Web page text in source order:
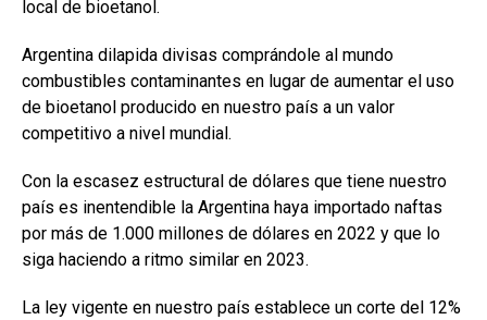
o
o
k
A
p
p
n
tir
local de bioetanol.
Argentina dilapida divisas comprándole al mundo
combustibles contaminantes en lugar de aumentar el uso
de bioetanol producido en nuestro país a un valor
competitivo a nivel mundial.
Con la escasez estructural de dólares que tiene nuestro
país es inentendible la Argentina haya importado naftas
por más de 1.000 millones de dólares en 2022 y que lo
siga haciendo a ritmo similar en 2023.
La ley vigente en nuestro país establece un corte del 12%